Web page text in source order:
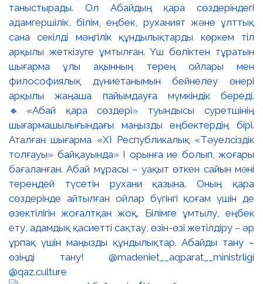
таныстырады. Ол Абайдың қара сөздеріндегі
адамгершілік, білім, еңбек, руханият және ұлттық
сана секілді мәңгілік құндылықтарды көркем тіл
арқылы жеткізуге ұмтылған. Үш бөліктен тұратын
шығарма ұлы ақынның терең ойлары мен
философиялық дүниетанымын бейнелеу өнері
арқылы жаңаша пайымдауға мүмкіндік береді.
🔸«Абай қара сөздері» туындысы суретшінің
шығармашылығындағы маңызды еңбектердің бірі.
Аталған шығарма «XI Республикалық «Тәуелсіздік
толғауы» байқауында» І орынға ие болып, жоғары
бағаланған. Абай мұрасы – уақыт өткен сайын мәні
тереңдей түсетін рухани қазына. Оның қара
сөздерінде айтылған ойлар бүгінгі қоғам үшін де
өзектілігін жоғалтқан жоқ. Білімге ұмтылу, еңбек
ету, адамдық қасиетті сақтау, өзін-өзі жетілдіру – әр
ұрпақ үшін маңызды құндылықтар. Абайды тану –
өзіңді тану! @madeniet__aqparat__ministrligi
@qaz.culture